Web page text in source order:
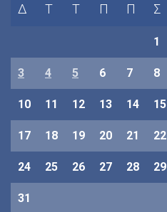
Δ Τ Τ Π Π Σ
1
3 4 5 6 7 8
10 11 12 13 14 15
17 18 19 20 21 22
24 25 26 27 28 29
31